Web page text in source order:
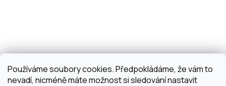
Používáme soubory cookies. Předpokládáme, že vám to
nevadí, nicméně máte možnost si sledování nastavit